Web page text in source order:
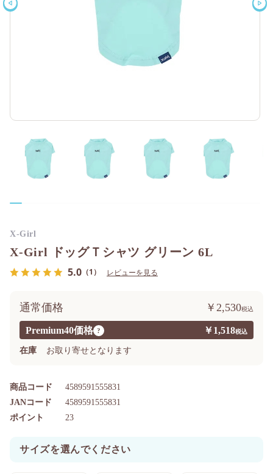
X-Girl ドッグＴシャツ グリーン 6L
5.0 （1） レビューを見る
Premium40価格 ? ￥1,518
通常価格 ￥2,530
在庫 お取り寄せとなります
商品コード 4589591555831
ポイント 23
JANコード 4589591555831
サイズを選んでください
X-Girl